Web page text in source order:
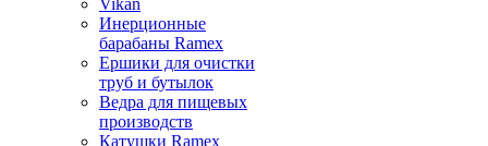
Vikan
Инерционные
барабаны Ramex
Ершики для очистки
труб и бутылок
Ведра для пищевых
производств
Катушки Ramex